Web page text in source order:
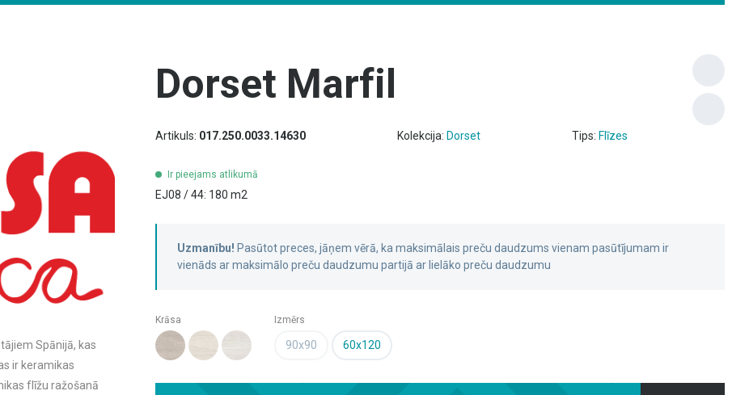
Spānijā, kas
ir keramikas
flīžu ražošanā
Dorset Marfil
Artikuls: 017.250.0033.14630 Kolekcija: Dorset Tips: Flīzes
Ir pieejams atlikumā
EJ08 / 44: 180 m2
Uzmanību! Pasūtot preces, jāņem vērā, ka maksimālais preču daudzums vienam pasūtījumam ir
vienāds ar maksimālo preču daudzumu partijā ar lielāko preču daudzumu
Krāsa Izmērs
90x90 60x120